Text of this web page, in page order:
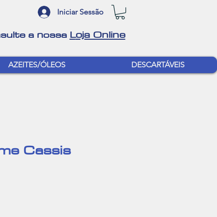
Iniciar Sessão
a nossa Loja Online
AZEITES/ÓLEOS DESCARTÁVEIS
Cassis